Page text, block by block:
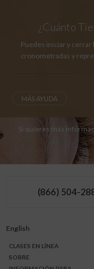
¿Cuánto
Puedes iniciar y cerrar
cronometradas y
MÁS AYUDA
Si quieres más
(866) 504-
English
CLASES EN LÍNEA
SOBRE